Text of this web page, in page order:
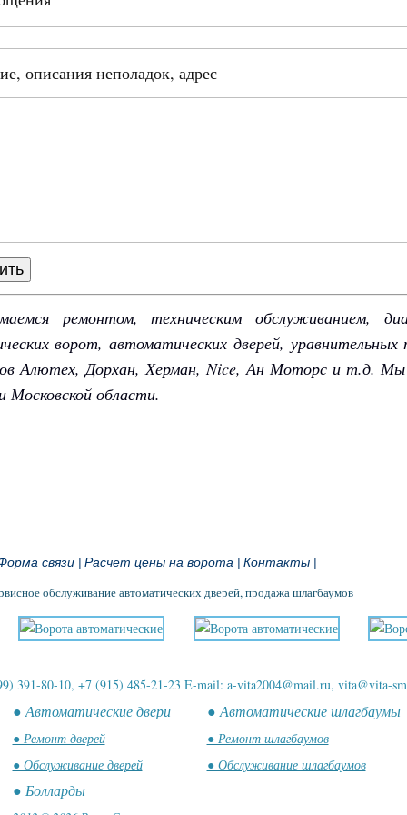
описания неполадок, адрес
ремонтом, техническим обслуживанием,
ворот, автоматических дверей,
Алютех, Дорхан, Херман, Nice, Ан Моторс и т.д.
Московской области.
связи Расчет цены на ворота Контакты
обслуживание автоматических дверей, продажа шлагбаумов
391-80-10, +7 (915) 485-21-23 E-mail: a-vita2004@mail.ru, vita@vita-
● Автоматические двери ● Автоматические шлагбаумы
● Ремонт дверей
● Ремонт шлагбаумов
● Обслуживание дверей
● Обслуживание шлагбаумов
● Болларды